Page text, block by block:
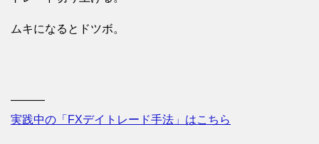
ムキになるとドツボ。
———
実践中の「FXデイトレード手法」はこちら